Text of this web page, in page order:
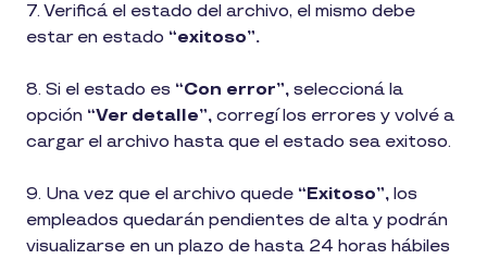
7. Verificá el estado del archivo, el mismo debe
estar en estado “exitoso”.
8. Si el estado es “Con error”, seleccioná la
opción “Ver detalle”, corregí los errores y volvé a
cargar el archivo hasta que el estado sea exitoso.
9. Una vez que el archivo quede “Exitoso”, los
empleados quedarán pendientes de alta y podrán
visualizarse en un plazo de hasta 24 horas hábiles